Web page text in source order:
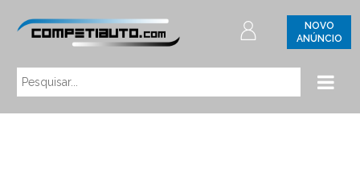
NOVO
ANÚNCIO